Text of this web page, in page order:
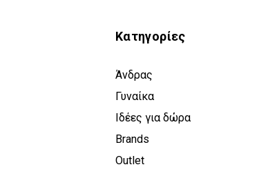
Κατηγορίες
Άνδρας
Γυναίκα
Ιδέες για δώρα
Brands
Outlet